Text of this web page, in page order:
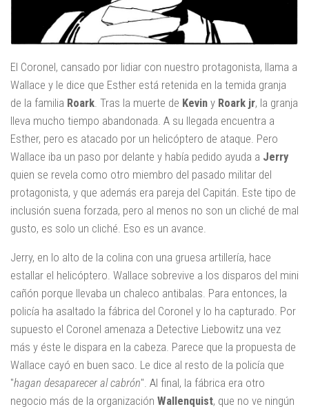
El Coronel, cansado por lidiar con nuestro protagonista, llama a
Wallace y le dice que Esther está retenida en la temida granja
de la familia Roark . Tras la muerte de Kevin y Roark jr, la granja
lleva mucho tiempo abandonada. A su llegada encuentra a
Esther, pero es atacado por un helicóptero de ataque. Pero
Wallace iba un paso por delante y había pedido ayuda a Jerry
quien se revela como otro miembro del pasado militar del
protagonista, y que además era pareja del Capitán. Este tipo de
inclusión suena forzada, pero al menos no son un cliché de mal
gusto, es solo un cliché. Eso es un avance.
Jerry, en lo alto de la colina con una gruesa artillería, hace
estallar el helicóptero. Wallace sobrevive a los disparos del mini
cañón porque llevaba un chaleco antibalas. Para entonces, la
policía ha asaltado la fábrica del Coronel y lo ha capturado. Por
supuesto el Coronel amenaza a Detective Liebowitz una vez
más y éste le dispara en la cabeza. Parece que la propuesta de
Wallace cayó en buen saco. Le dice al resto de la policía que
"hagan desaparecer al cabrón". Al final, la fábrica era otro
negocio más de la organización Wallenquist, que no ve ningún